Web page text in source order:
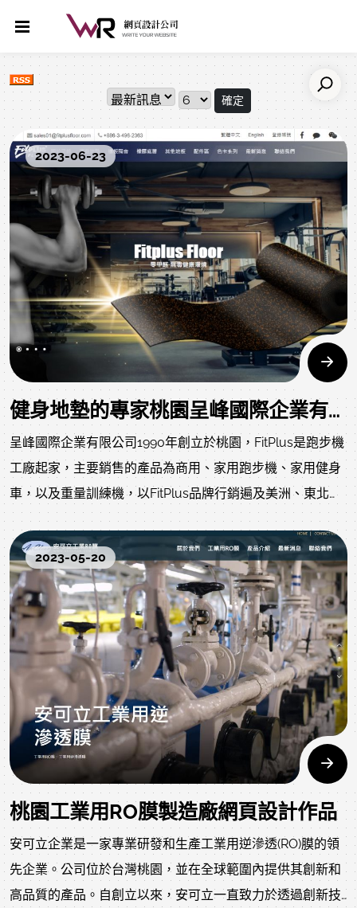
確定
2023-06-23
健身地墊的專家桃園呈峰國際企業有限公司RWD網頁設計
呈峰國際企業有限公司1990年創立於桃園，FitPlus是跑步機
工廠起家，主要銷售的產品為商用、家用跑步機、家用健身
車，以及重量訓練機，以FitPlus品牌行銷遍及美洲、東北
亞、歐洲、東南亞以及中東地區等。憑藉著從事健身產業多
年的經驗，呈峰國際企業有限公司意識到健康環境產業的發
展。
FitPlus拓展事業版圖，在2013年，引進國外先進的生產技術
及設備，在台灣成立專業健身地墊、橡膠地板生產線，成為
台灣橡膠地板領導者。
2023-05-20
桃園工業用RO膜製造廠網頁設計作品
安可立企業是一家專業研發和生產工業用逆滲透(RO)膜的領
先企業。公司位於台灣桃園，並在全球範圍內提供其創新和
高品質的產品。自創立以來，安可立一直致力於透過創新技